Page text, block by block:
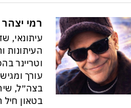
רמי יצהר
עיתונאי,
וטריינר
עורך
בצה״ל,
בטאון